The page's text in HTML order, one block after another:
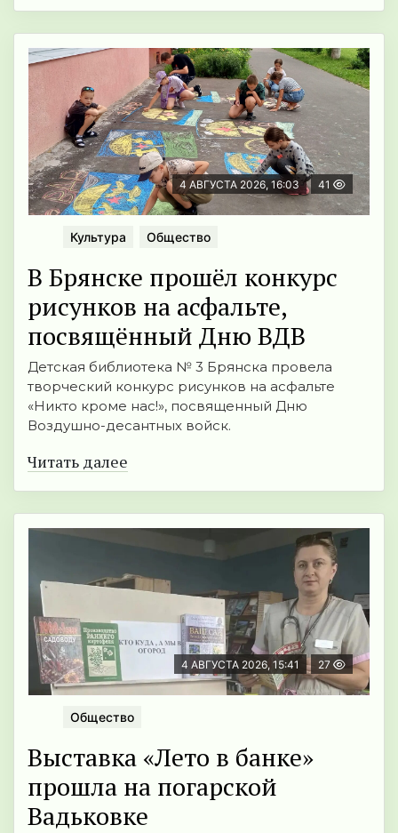
4 АВГУСТА 2026, 16:03 41
Культура Общество
В Брянске прошёл конкурс
рисунков на асфальте,
посвящённый Дню ВДВ
Детская библиотека № 3 Брянска провела
творческий конкурс рисунков на асфальте
«Никто кроме нас!», посвященный Дню
Воздушно-десантных войск.
Читать далее
4 АВГУСТА 2026, 15:41 27
Общество
Выставка «Лето в банке»
прошла на погарской
Вадьковке